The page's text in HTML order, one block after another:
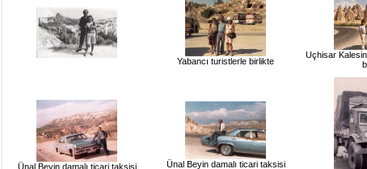
Yabancı turistlerle birlikte
Uçhisar
Ünal Beyin damalı ticari taksisi Ünal Beyin damalı ticari taksisi